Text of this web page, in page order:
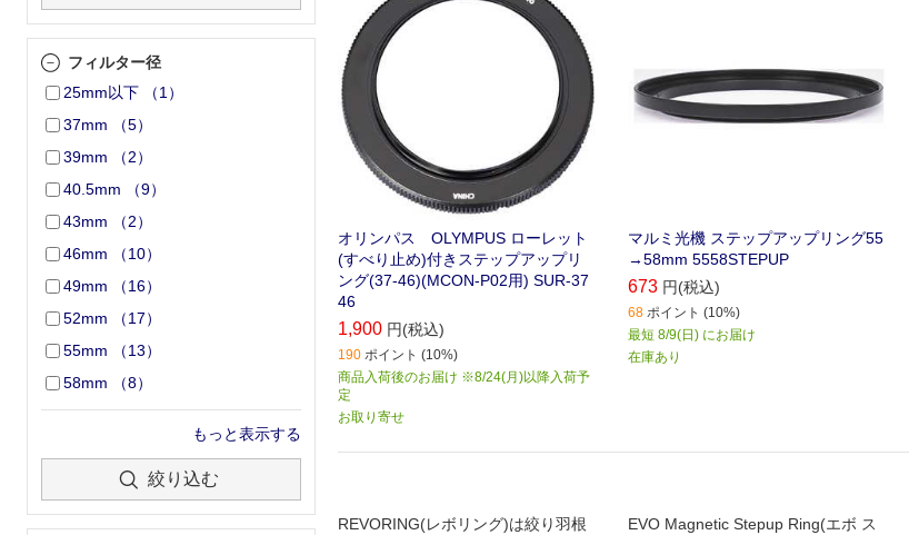
フィルター径
25mm以下
（1 ）
37mm
（5）
39mm
（2）
40.5mm
（9）
43mm
（2）
46mm
（10）
49mm
（16）
52mm
（17）
55mm
（13）
58mm
（8）
もっと表示する
絞り込む
オリンパス OLYMPUS ローレット
(すべり止め)付きステップアップリ
ング(37-46)(MCON-P02用) SUR-37
46
1,900 円(税込)
190 ポイント (10%)
商品入荷後のお届け ※8/24(月)以降入荷予
定
お取り寄せ
マルミ光機 ステップアップリング55
→58mm 5558STEPUP
673 円(税込)
68 ポイント (10%)
最短 8/9(日) にお届け
在庫あり
REVORING(レボリング)は絞り羽根
EVO Magnetic Stepup Ring(エボ ス